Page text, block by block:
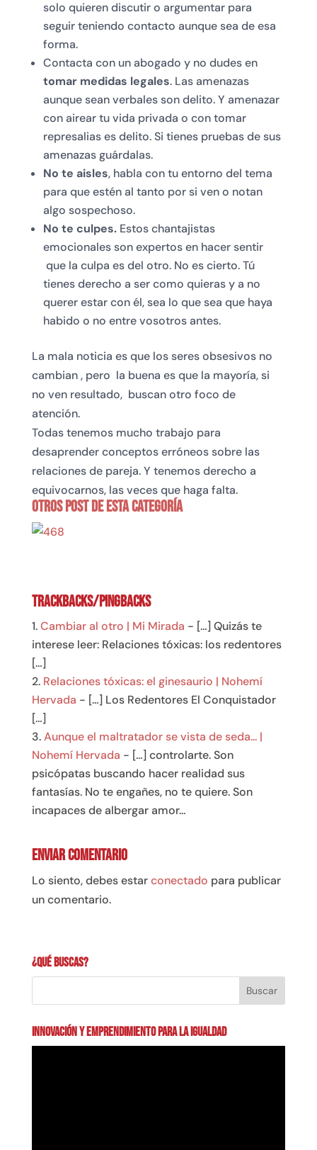
solo quieren discutir o argumentar para
seguir teniendo contacto aunque sea de esa
forma.
Contacta con un abogado y no dudes en
tomar medidas legales. Las amenazas
aunque sean verbales son delito. Y amenazar
con airear tu vida privada o con tomar
represalias es delito. Si tienes pruebas de sus
amenazas guárdalas.
No te aisles, habla con tu entorno del tema
para que estén al tanto por si ven o notan
algo sospechoso.
No te culpes.Estos chantajistas
emocionales son expertos en hacer sentir
que la culpa es del otro. No es cierto. Tú
tienes derecho a ser como quieras y a no
querer estar con él, sea lo que sea que haya
habido o no entre vosotros antes.
La mala noticia es que los seres obsesivos no
cambian , pero la buena es que la mayoría, si
no ven resultado, buscan otro foco de
atención.
Todas tenemos mucho trabajo para
desaprender conceptos erróneos sobre las
relaciones de pareja. Y tenemos derecho a
equivocarnos, las veces que haga falta.
Otros post de esta Categoría
Trackbacks/Pingbacks
Cambiar al otro | Mi Mirada - […] Quizás te
interese leer: Relaciones tóxicas: los redentores
[…]
Relaciones tóxicas: el ginesaurio | Nohemí
Hervada - […] Los Redentores El Conquistador
[…]
Aunque el maltratador se vista de seda... |
Nohemí Hervada - […] controlarte. Son
psicópatas buscando hacer realidad sus
fantasías. No te engañes, no te quiere. Son
incapaces de albergar amor…
Enviar comentario
Lo siento, debes estarconectado para publicar
un comentario.
¿Qué buscas?
INNOVACIÓN Y EMPRENDIMIENTO PARA LA IGUALDAD